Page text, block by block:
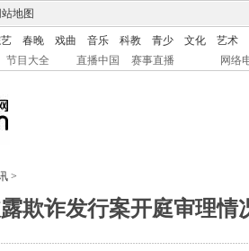
站地图
春晚 戏曲 音乐 科教 青少 文化
艺术
节目大全 直播中国 赛事直播 网络
>
欺诈发行案开庭审理情